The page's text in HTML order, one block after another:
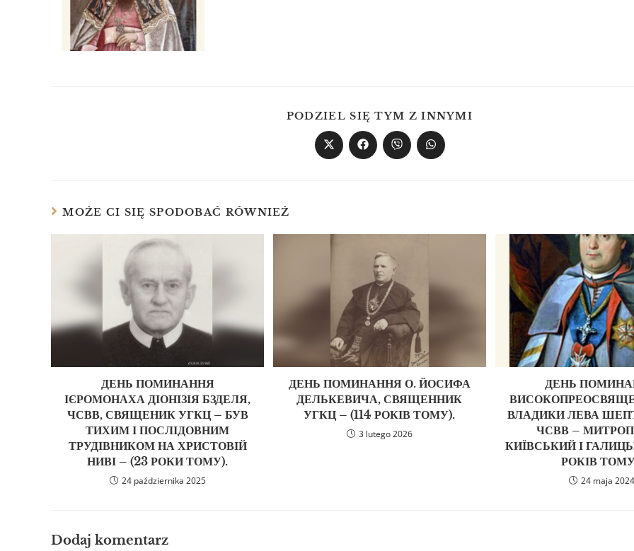
PODZIEL SIĘ TYM Z INNYMI
MOŻE CI SIĘ SPODOBAĆ RÓWNIEŻ
ДЕНЬ ПОМИНАННЯ
ІЄРОМОНАХА ДІОНІЗІЯ БЗДЕЛЯ,
ЧСВВ, СВЯЩЕНИК УГКЦ – БУВ
ТИХИМ І ПОСЛІДОВНИМ
ТРУДІВНИКОМ НА ХРИСТОВІЙ
НИВІ – (23 РОКИ ТОМУ).
24 października 2025
ДЕНЬ ПОМИНАННЯ О. ЙОСИФА
ДЕЛЬКЕВИЧА, СВЯЩЕННИК
УГКЦ – (114 РОКІВ ТОМУ).
3 lutego 2026
ДЕНЬ
ВЛАДИКИ ЛЕВА
ЧСВВ –
КИЇВСЬКИЙ І
РОКІВ
24 maja 2024
Dodaj komentarz